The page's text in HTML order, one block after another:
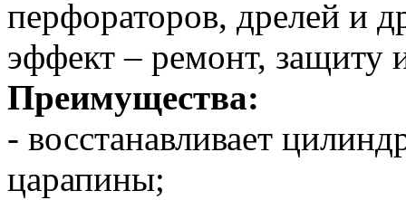
перфораторов, дрелей и
эффект – ремонт, защиту
Преимущества:
- восстанавливает
царапины;